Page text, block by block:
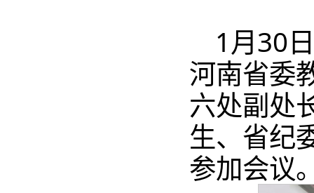
1月30
河南省委
六处副处
生、省纪
参加会议